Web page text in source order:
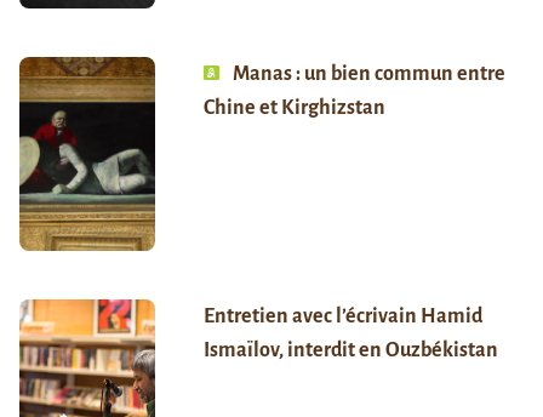
Manas : un bien commun entre
Chine et Kirghizstan
Entretien avec l’écrivain Hamid
Ismaïlov, interdit en Ouzbékistan